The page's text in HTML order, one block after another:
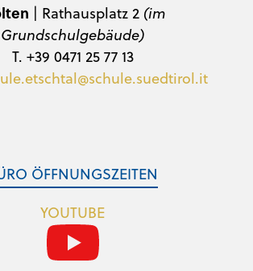
| Rathausplatz 2 (im
Grundschulgebäude)
T. +39 0471 25 77 13
ÖFFNUNGSZEITEN
YOUTUBE